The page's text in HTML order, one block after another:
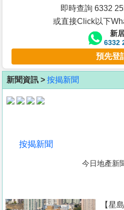
客
地
產
即時查詢 6332
或直接Click以下
新
6332
預先登
新聞資訊 > 按揭新聞
按揭新聞
今日地產新
【星